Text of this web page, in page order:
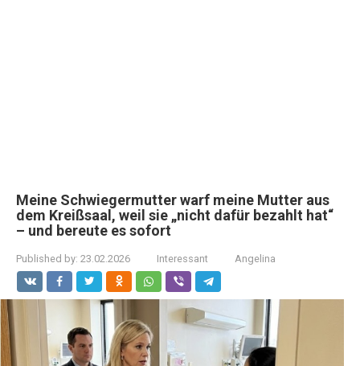
Meine Schwiegermutter warf meine Mutter aus
dem Kreißsaal, weil sie „nicht dafür bezahlt hat“
– und bereute es sofort
Published by: 23.02.2026 Interessant Angelina